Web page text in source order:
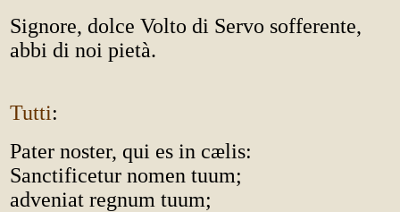
Signore, dolce Volto di Servo sofferente,
abbi di noi pietà.
Tutti:
Pater noster, qui es in cælis:
Sanctificetur nomen tuum;
adveniat regnum tuum;